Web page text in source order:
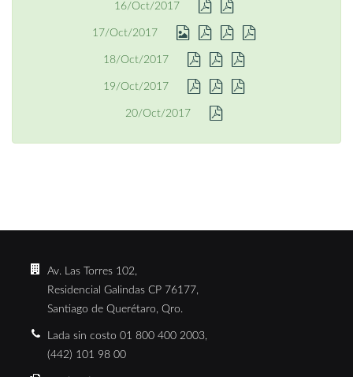
16/Oct/2017
17/Oct/2017
18/Oct/2017
19/Oct/2017
20/Oct/2017
Av. Las Torres 102,
Residencial Galindas CP 76177,
Santiago de Querétaro, Qro.
Lada sin costo 01 800 400 2003,
(442) 101 98 00